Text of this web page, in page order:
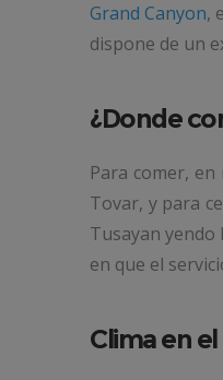
Grand Canyon,
dispone de un
¿Donde
Para comer,
Tovar, y para
Tusayan
en que el
Clima en